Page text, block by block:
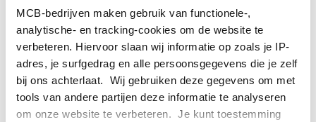
MCB-bedrijven maken gebruik van functionele-,
analytische- en tracking-cookies om de website te
verbeteren. Hiervoor slaan wij informatie op zoals je IP-
adres, je surfgedrag en alle persoonsgegevens die je zelf
bij ons achterlaat. Wij gebruiken deze gegevens om met
tools van andere partijen deze informatie te analyseren
om onze website te verbeteren. Je kunt toestemming
Bestel met uw eigen artikelnummers
Calculeren met actuele MCB-prijzen
Volg uw order via Track&Trace